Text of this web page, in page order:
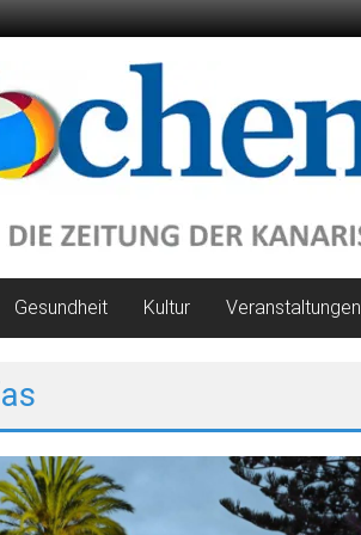
Gesundheit Kultur Veranstaltungen